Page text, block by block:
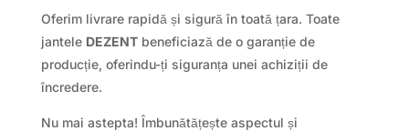
Oferim livrare rapidă și sigură în toată țara. Toate
jantele DEZENTbeneficiază de o garanție de
producție, oferindu-ți siguranța unei achiziții de
încredere.
Nu mai astepta! Îmbunătățește aspectul și